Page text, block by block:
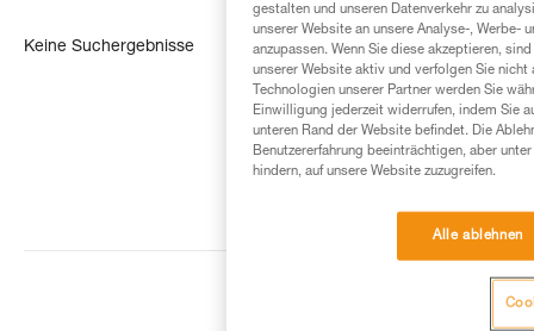
Keine Suchergebnisse
gestalten und unseren Datenverkehr zu
unserer Website an unsere Analyse-, Werbe-
anzupassen. Wenn Sie diese akzeptieren,
unserer Website aktiv und verfolgen Sie
Technologien unserer Partner werden Sie
Einwilligung jederzeit widerrufen, indem Sie
unteren Rand der Website befindet. Die
Benutzererfahrung beeinträchtigen, aber
hindern, auf unsere Website zuzugreifen.
Alle ablehnen